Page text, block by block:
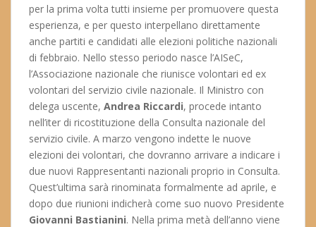
per la prima volta tutti insieme per promuovere questa
esperienza, e per questo interpellano direttamente
anche partiti e candidati alle elezioni politiche nazionali
di febbraio. Nello stesso periodo nasce l’AISeC,
l’Associazione nazionale che riunisce volontari ed ex
volontari del servizio civile nazionale. Il Ministro con
delega uscente, Andrea Riccardi, procede intanto
nell’iter di ricostituzione della Consulta nazionale del
servizio civile. A marzo vengono indette le nuove
elezioni dei volontari, che dovranno arrivare a indicare i
due nuovi Rappresentanti nazionali proprio in Consulta.
Quest’ultima sarà rinominata formalmente ad aprile, e
dopo due riunioni indicherà come suo nuovo Presidente
Giovanni Bastianini. Nella prima metà dell’anno viene